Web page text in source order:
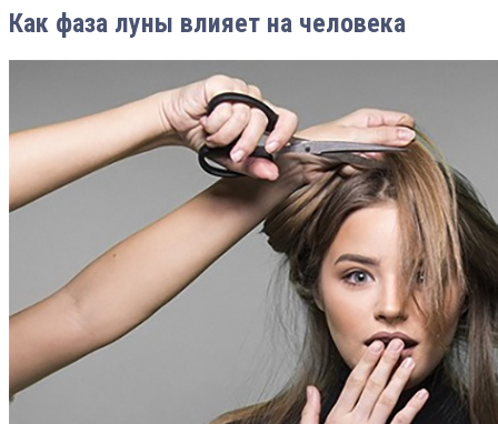
Как фаза луны влияет на человека